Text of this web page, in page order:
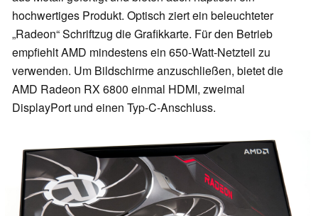
hochwertiges Produkt. Optisch ziert ein beleuchteter
„Radeon“ Schriftzug die Grafikkarte. Für den Betrieb
empfiehlt AMD mindestens ein 650-Watt-Netzteil zu
verwenden. Um Bildschirme anzuschließen, bietet die
AMD Radeon RX 6800 einmal HDMI, zweimal
DisplayPort und einen Typ-C-Anschluss.